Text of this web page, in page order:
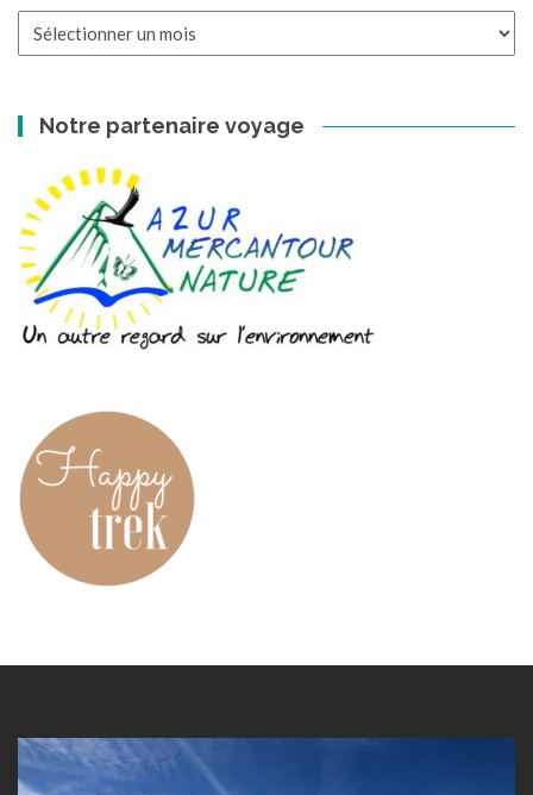
Notre partenaire voyage